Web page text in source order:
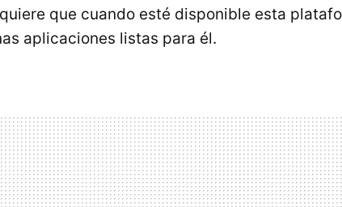
que cuando esté disponible esta
aplicaciones listas para él.